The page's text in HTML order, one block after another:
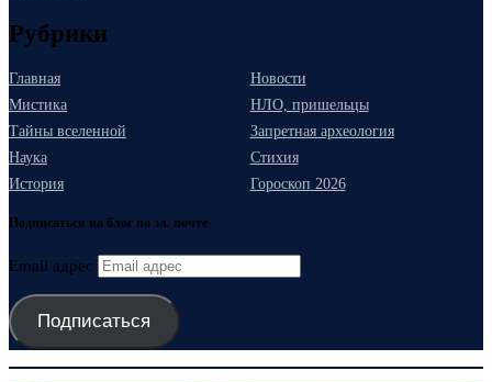
Рубрики
Главная
Новости
Мистика
НЛО, пришельцы
Тайны вселенной
Запретная археология
Наука
Стихия
История
Гороскоп 2026
Подписаться на блог по эл. почте
Email адрес
Подписаться